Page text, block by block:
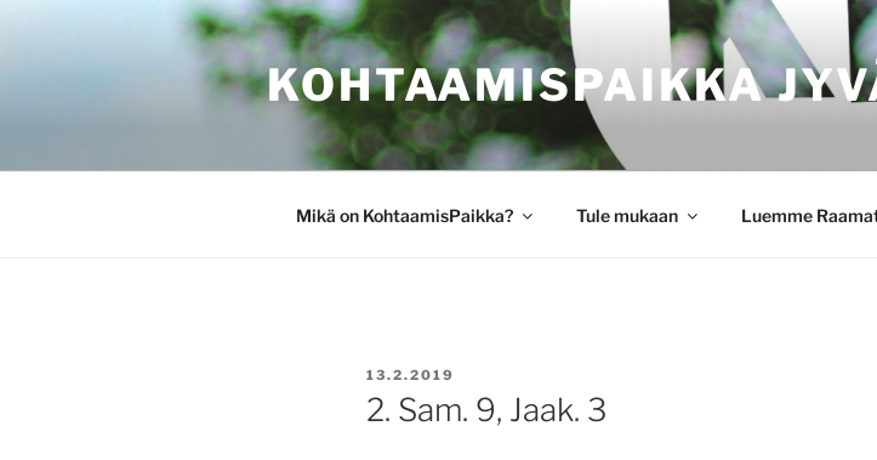
KOHTAAMISPAIKKA
Mikä on KohtaamisPaikka? Tule mukaan Luemme
JULKAISTU
13.2.2019
2. Sam. 9, Jaak. 3